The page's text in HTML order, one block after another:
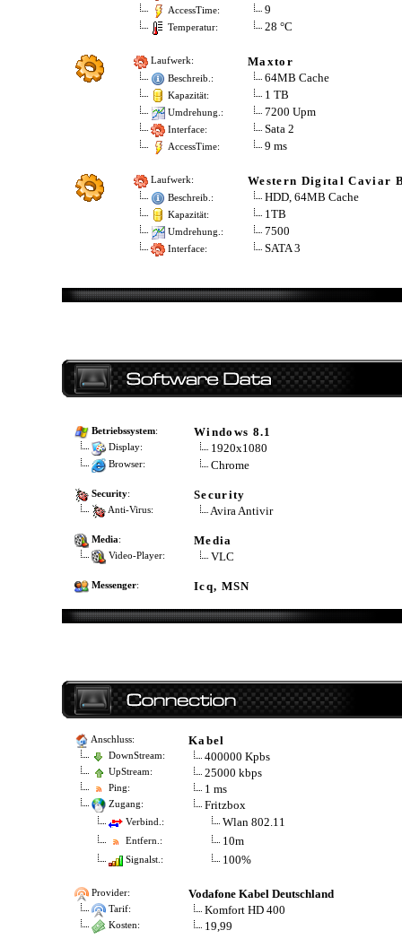
AccessTime: 9
Temperatur: 28 °C
Laufwerk: Maxtor
Beschreib.: 64MB Cache
Kapazität: 1 TB
Umdrehung.: 7200 Upm
Interface: Sata 2
AccessTime: 9 ms
Laufwerk: Western Digital Caviar
Beschreib.: HDD, 64MB Cache
Kapazität: 1TB
Umdrehung.: 7500
Interface: SATA 3
Betriebssystem: Windows 8.1
Display: 1920x1080
Browser: Chrome
Security: Security
Anti-Virus: Avira Antivir
Media: Media
Video-Player: VLC
Messenger: Icq, MSN
Anschluss: Kabel
DownStream: 400000 Kpbs
UpStream: 25000 kbps
Ping: 1 ms
Zugang: Fritzbox
Verbind.: Wlan 802.11
Entfern.: 10m
Signalst.: 100%
Provider: Vodafone Kabel Deutschland
Tarif: Komfort HD 400
Kosten: 19,99